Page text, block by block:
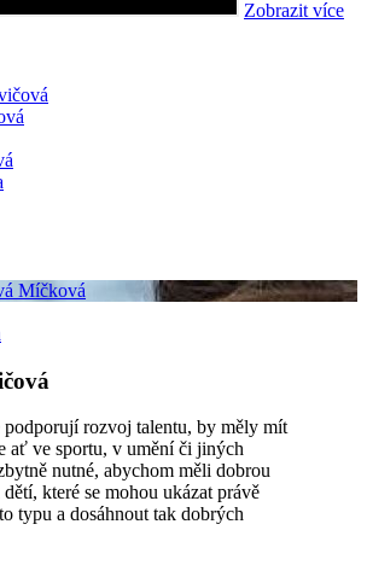
Zobrazit více
Míčková
podporují rozvoj talentu, by měly mít
ať ve sportu, v umění či jiných
nutné, abychom měli dobrou
které se mohou ukázat právě
typu a dosáhnout tak dobrých